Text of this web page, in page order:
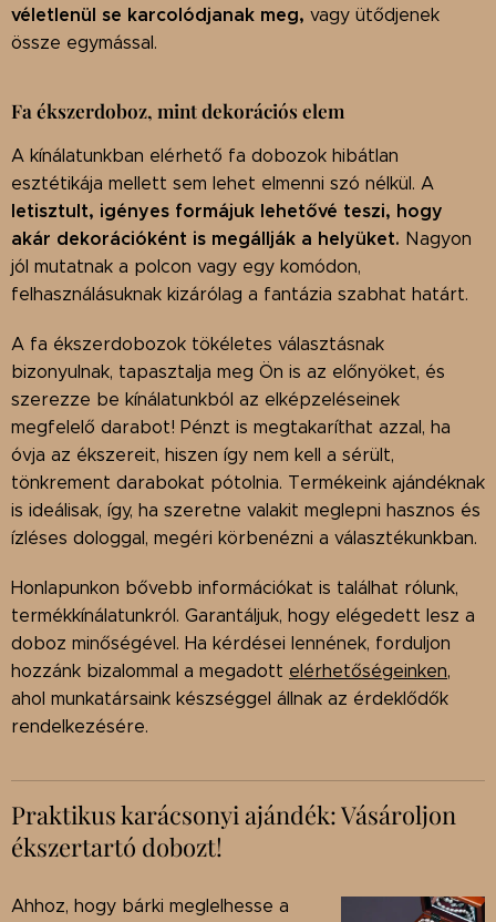
véletlenül se karcolódjanak meg, vagy ütődjenek
össze egymással.
Fa ékszerdoboz, mint dekorációs elem
A kínálatunkban elérhető fa dobozok hibátlan
esztétikája mellett sem lehet elmenni szó nélkül. A
letisztult, igényes formájuk lehetővé teszi, hogy
akár dekorációként is megállják a helyüket. Nagyon
jól mutatnak a polcon vagy egy komódon,
felhasználásuknak kizárólag a fantázia szabhat határt.
A fa ékszerdobozok tökéletes választásnak
bizonyulnak, tapasztalja meg Ön is az előnyöket, és
szerezze be kínálatunkból az elképzeléseinek
megfelelő darabot! Pénzt is megtakaríthat azzal, ha
óvja az ékszereit, hiszen így nem kell a sérült,
tönkrement darabokat pótolnia. Termékeink ajándéknak
is ideálisak, így, ha szeretne valakit meglepni hasznos és
ízléses dologgal, megéri körbenézni a választékunkban.
Honlapunkon bővebb információkat is találhat rólunk,
termékkínálatunkról. Garantáljuk, hogy elégedett lesz a
doboz minőségével. Ha kérdései lennének, forduljon
hozzánk bizalommal a megadott elérhetőségeinken,
ahol munkatársaink készséggel állnak az érdeklődők
rendelkezésére.
Praktikus karácsonyi ajándék: Vásároljon
ékszertartó dobozt!
Ahhoz, hogy bárki meglelhesse a